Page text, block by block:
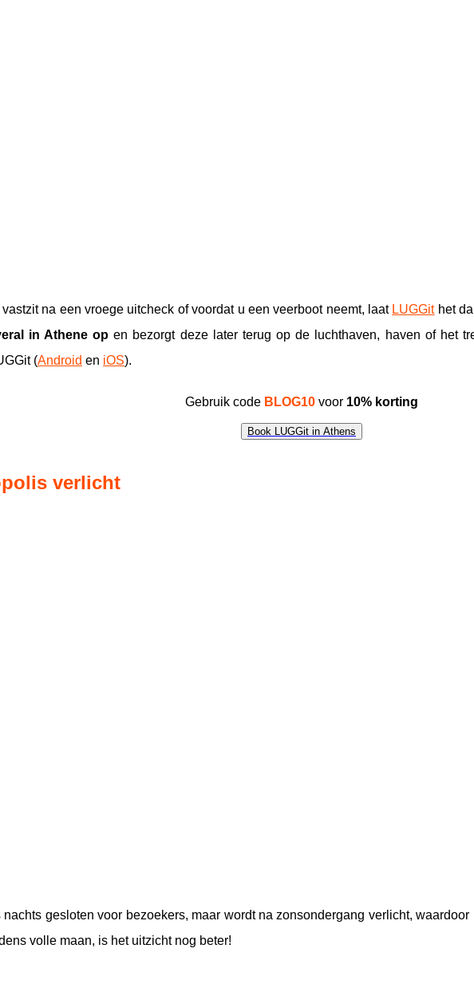
na een vroege uitcheck of voordat u een veerboot neemt, laat LUGGithet
in Athene open bezorgt deze later terug op de luchthaven, haven of het
(Android en iOS).
Gebruik code BLOG10 voor 10% korting
Book LUGGit in Athens
verlicht
gesloten voor bezoekers, maar wordt na zonsondergang verlicht,
volle maan, is het uitzicht nog beter!